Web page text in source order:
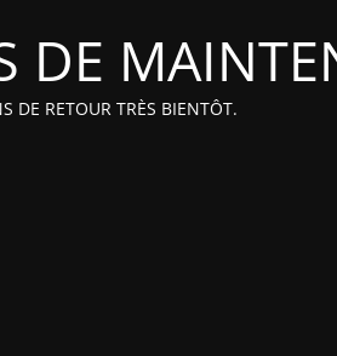
DE
DE RETOUR TRÈS BIENTÔT.